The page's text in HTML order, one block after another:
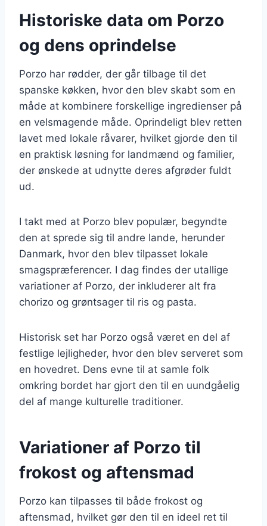
Historiske data om Porzo
og dens oprindelse
Porzo har rødder, der går tilbage til det
spanske køkken, hvor den blev skabt som en
måde at kombinere forskellige ingredienser på
en velsmagende måde. Oprindeligt blev retten
lavet med lokale råvarer, hvilket gjorde den til
en praktisk løsning for landmænd og familier,
der ønskede at udnytte deres afgrøder fuldt
ud.
I takt med at Porzo blev populær, begyndte
den at sprede sig til andre lande, herunder
Danmark, hvor den blev tilpasset lokale
smagspræferencer. I dag findes der utallige
variationer af Porzo, der inkluderer alt fra
chorizo og grøntsager til ris og pasta.
Historisk set har Porzo også været en del af
festlige lejligheder, hvor den blev serveret som
en hovedret. Dens evne til at samle folk
omkring bordet har gjort den til en uundgåelig
del af mange kulturelle traditioner.
Variationer af Porzo til
frokost og aftensmad
Porzo kan tilpasses til både frokost og
aftensmad, hvilket gør den til en ideel ret til